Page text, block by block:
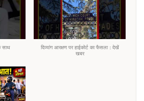
साथ
दिव्यांग आरक्षण पर हाईकोर्ट का फैसला : देखें
खबर